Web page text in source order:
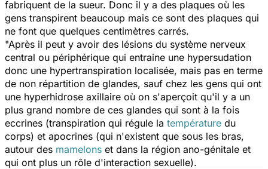
fabriquent de la sueur. Donc il y a des plaques où les
gens transpirent beaucoup mais ce sont des plaques qui
ne font que quelques centimètres carrés.
"Après il peut y avoir des lésions du système nerveux
central ou périphérique qui entraine une hypersudation
donc une hypertranspiration localisée, mais pas en terme
de non répartition de glandes, sauf chez les gens qui ont
une hyperhidrose axillaire où on s'aperçoit qu'il y a un
plus grand nombre de ces glandes qui sont à la fois
eccrines (transpiration qui régule la température du
corps) et apocrines (qui n'existent que sous les bras,
autour des mamelons et dans la région ano-génitale et
qui ont plus un rôle d'interaction sexuelle).